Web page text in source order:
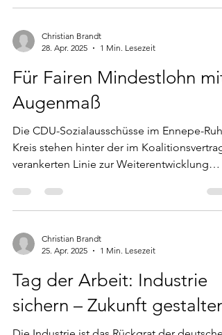
Christian Brandt
28. Apr. 2025
1 Min. Lesezeit
Für Fairen Mindestlohn mit
Augenmaß
Die CDU-Sozialausschüsse im Ennepe-Ruhr-
Kreis stehen hinter der im Koalitionsvertrag
verankerten Linie zur Weiterentwicklung
Christian Brandt
25. Apr. 2025
1 Min. Lesezeit
Tag der Arbeit: Industrie
sichern – Zukunft gestalten